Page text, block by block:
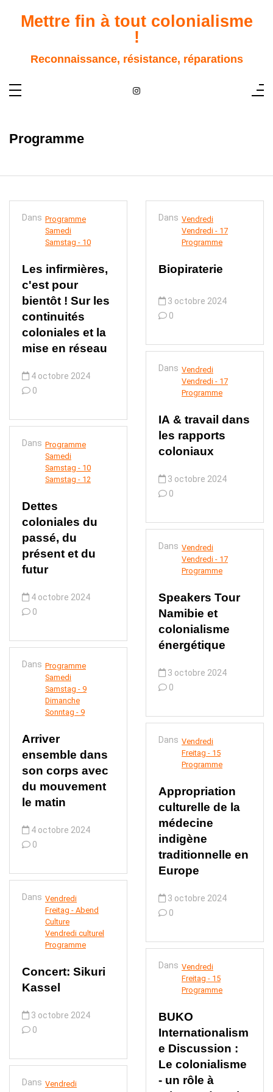
contenuMettre fin à tout colonialisme
!
Reconnaissance, résistance, réparations
Programme
Dans Programme
Samedi
Samstag - 10
Les infirmières,
c'est pour
bientôt ! Sur les
continuités
coloniales et la
mise en réseau
4 octobre 2024
0
Dans Programme
Samedi
Samstag - 10
Samstag - 12
Dettes
coloniales du
passé, du
présent et du
futur
4 octobre 2024
0
Dans Programme
Samedi
Samstag - 9
Dimanche
Sonntag - 9
Arriver
ensemble dans
son corps avec
du mouvement
le matin
4 octobre 2024
0
Dans Vendredi
Freitag - Abend
Culture
Vendredi culturel
Programme
Concert: Sikuri
Kassel
3 octobre 2024
0
Dans Vendredi
Dans Vendredi
Vendredi - 17
Programme
Biopiraterie
3 octobre 2024
0
Dans Vendredi
Vendredi - 17
Programme
IA & travail dans
les rapports
coloniaux
3 octobre 2024
0
Dans Vendredi
Vendredi - 17
Programme
Speakers Tour
Namibie et
colonialisme
énergétique
3 octobre 2024
0
Dans Vendredi
Freitag - 15
Programme
Appropriation
culturelle de la
médecine
indigène
traditionnelle en
Europe
3 octobre 2024
0
Dans Vendredi
Freitag - 15
Programme
BUKO
Internationalism
e Discussion :
Le colonialisme
- un rôle à